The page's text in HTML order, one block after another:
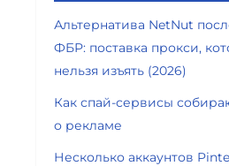
Альтернатива NetNut
ФБР: поставка прокси,
нельзя изъять (2026)
Как спай-сервисы
о рекламе
Несколько аккаунтов